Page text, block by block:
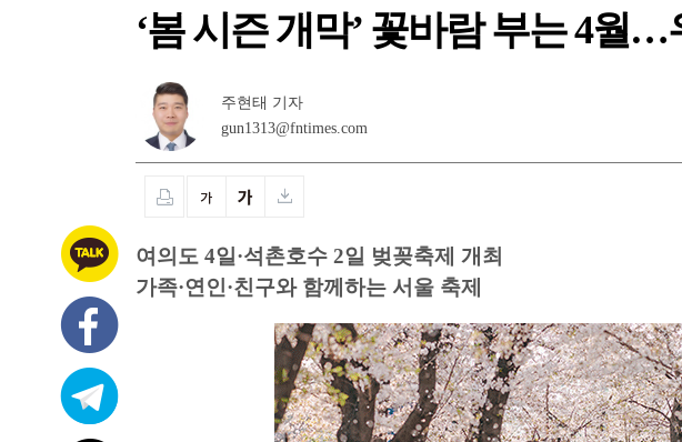
‘봄 시즌 개막’ 꽃바람 부는 4월
주현태 기자
gun1313@fntimes.com
여의도 4일·석촌호수 2일 벚꽂축제 개최
가족·연인·친구와 함께하는 서울 축제